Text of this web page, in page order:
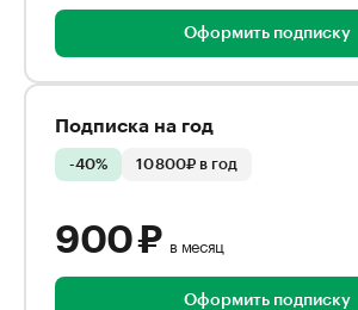
Оформить подписку
Подписка на год
-40% 10 800₽ в год
900 ₽ в месяц
Оформить подписку